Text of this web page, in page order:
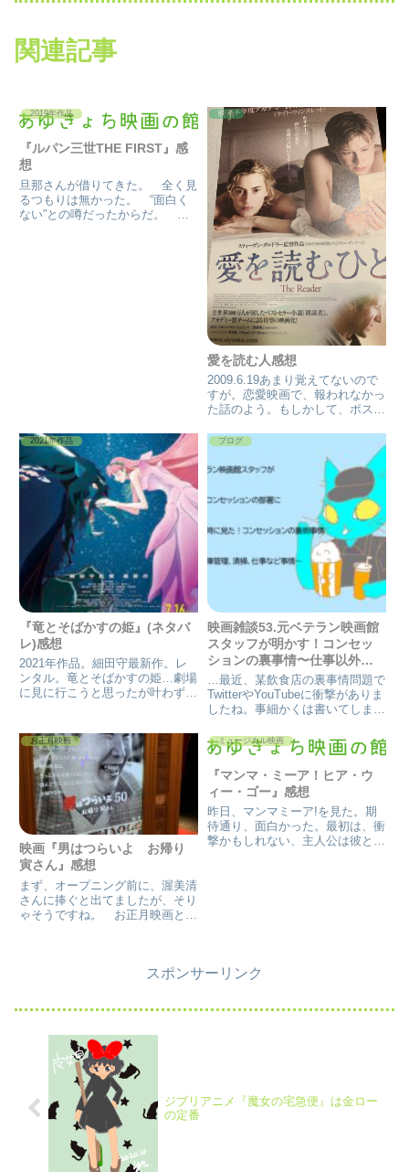
関連記事
2019年作品
『ルパン三世THE FIRST』感
想
旦那さんが借りてきた。 全く見
るつもりは無かった。 “面白く
ない”との噂だったからだ。 こ
映画
愛を読む人感想
2009.6.19あまり覚えてないので
すが。恋愛映画で、報われなかっ
た話のよう。もしかして、ポスト
に行ったのかも。
2021年作品
『竜とそばかすの姫』(ネタバ
レ)感想
2021年作品。細田守最新作。レ
ンタル。竜とそばかすの姫…劇場
に見に行こうと思ったが叶わず！
う物語に見えたけど…。リスペク
トを受け作ったんだろうか。『竜
とそばかすの姫』あらすじ田舎...
ブログ
映画雑談53.元ベテラン映画館
スタッフが明かす！コンセッ
ションの裏事情〜仕事以外の
在庫管理など〜
…最近、某飲食店の裏事情問題で
TwitterやYouTubeに衝撃がありま
したね。事細かくは書いてしまう
ので、書きませんが、大雑把に書
きますと某飲食店グループのフラ
ンチャイズ。厨房に虫がかなり湧
き、野良猫も飼っ...
お正月映画
映画『男はつらいよ お帰り
寅さん』感想
まず、オープニング前に、渥美清
さんに捧ぐと出てましたが、そり
ゃそうですね。 お正月映画と言
らしい)映画として作ってきた作
ミュージカル映画
『マンマ・ミーア！ヒア・ウ
ィー・ゴー』感想
昨日、マンマミーア!を見た。期
待通り、面白かった。最初は、衝
撃かもしれない、主人公は彼と別
スポンサーリンク
ジブリアニメ『魔女の宅急便』は金ロー
の定番